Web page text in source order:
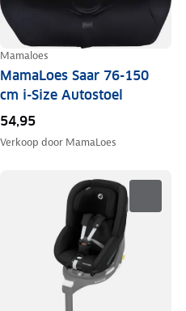
Mamaloes
MamaLoes Saar 76-150
cm i-Size Autostoel
54,95
Verkoop door MamaLoes